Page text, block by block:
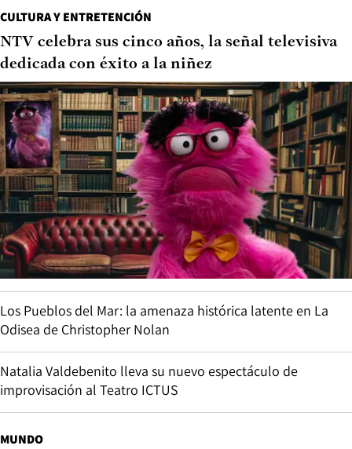
CULTURA Y ENTRETENCIÓN
NTV celebra sus cinco años, la señal televisiva
dedicada con éxito a la niñez
Los Pueblos del Mar: la amenaza histórica latente en La
Odisea de Christopher Nolan
Natalia Valdebenito lleva su nuevo espectáculo de
improvisación al Teatro ICTUS
MUNDO